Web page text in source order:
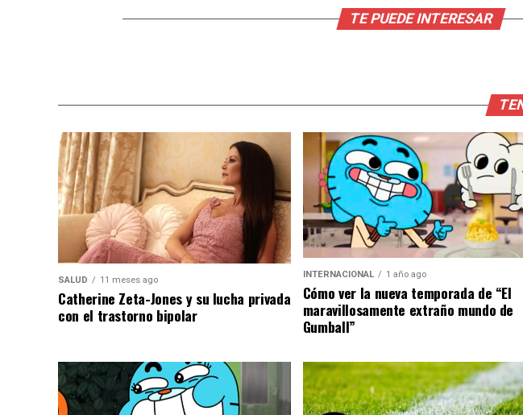
TE PUEDE INTERESAR
SALUD 11 meses ago
Catherine Zeta-Jones y su lucha privada
con el trastorno bipolar
INTERNACIONAL 1 año ago
Cómo ver la nueva temporada de “El
maravillosamente extraño mundo de
Gumball”